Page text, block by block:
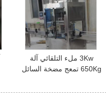
3Kw ملء التلقائي آلة
650Kg تمعج مضخة السائل